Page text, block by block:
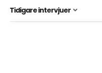
Tidigare intervjuer